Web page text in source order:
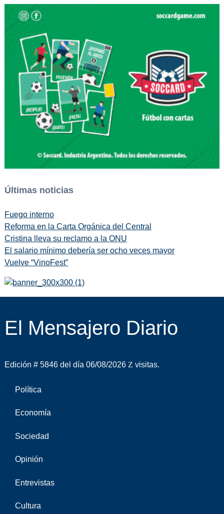
Últimas noticias
Fuego interno
Reforma en la Carta Orgánica del Central
Cristina lleva su reclamo a la ONU
El salario mínimo debería ser ocho veces mayor
Vuelve “VinoFest”
El Mensajero Diario
Edición # 5846 del día 06/08/2026 visitas.
Política
Economía
Sociedad
Opinión
Entrevistas
Cultura